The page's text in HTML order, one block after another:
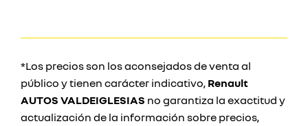
*Los precios son los aconsejados de venta al
público y tienen carácter indicativo, Renault
AUTOS VALDEIGLESIAS no garantiza la exactitud y
actualización de la información sobre precios,